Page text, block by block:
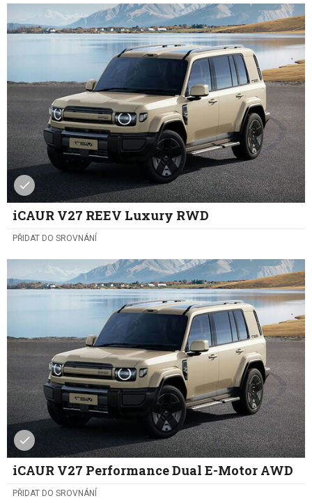
iCAUR V27 REEV Luxury RWD
PŘIDAT DO SROVNÁNÍ
iCAUR V27 Performance Dual E-Motor AWD
PŘIDAT DO SROVNÁNÍ